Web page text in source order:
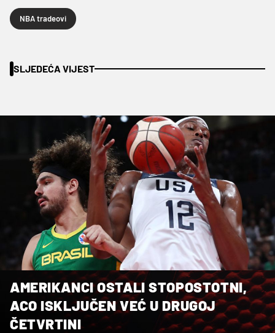
NBA tradeovi
SLJEDEĆA VIJEST
AMERIKANCI OSTALI STOPOSTOTNI,
ACO ISKLJUČEN VEĆ U DRUGOJ
ČETVRTINI